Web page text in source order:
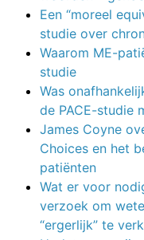
Een “moreel
studie over
Waarom ME-
studie
Was
de PACE-studie
James Coyne
Choices en het
patiënten
Wat er voor
verzoek om
“ergerlijk” te